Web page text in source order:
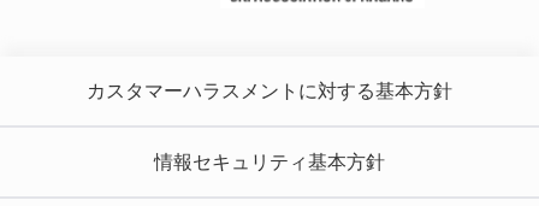
カスタマーハラスメントに対する基本方針
情報セキュリティ基本方針